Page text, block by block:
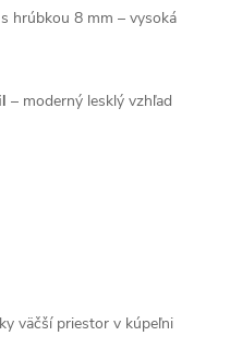
s hrúbkou 8 mm – vysoká
– moderný lesklý vzhľad
väčší priestor v kúpeľni